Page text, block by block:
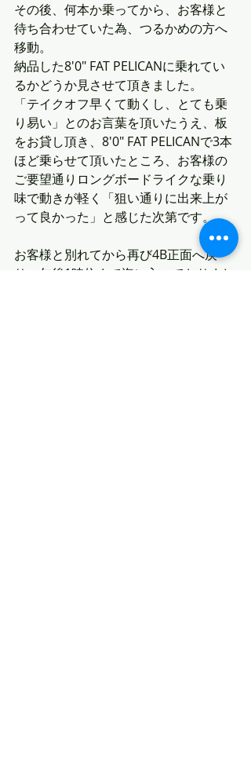
その後、何本か乗ってから、お客様と
待ち合わせていた為、つるかめの方へ
移動。
納品した8'0" FAT PELICANに乗れてい
るかどうか見させて頂きました。
「テイクオフ早くて動くし、とても乗
り易い」とのお言葉を頂いたうえ、板
をお貸し頂き、8'0" FAT PELICANで3本
ほど乗らせて頂いたところ、お客様の
ご要望通りロングボードライクな乗り
味で動きが軽く「狙い通りに出来上が
って良かった」と感じた次第です。
お客様と別れてから再び4B正面へ戻
り、午後1時位まで海に入っておりまし